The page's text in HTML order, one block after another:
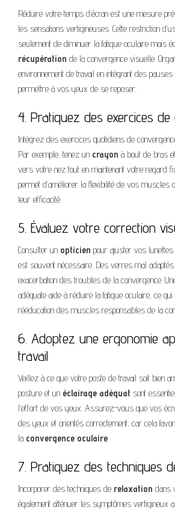
Réduire votre temps d’écran est une mesure
les sensations vertigineuses. Cette restriction
seulement de diminuer la fatigue oculaire mais
récupération de la convergence visuelle.
environnement de travail en intégrant des
permettre à vos yeux de se reposer.
4. Pratiquez des exercices de
Intégrez des exercices quotidiens de
Par exemple, tenez un crayon à bout de bras
vers votre nez tout en maintenant votre regard
permet d’améliorer la flexibilité de vos muscles
leur efficacité.
5. Évaluez votre correction
Consulter un opticien pour ajuster vos
est souvent nécessaire. Des verres mal
exacerbation des troubles de la convergence.
adéquate aide à réduire la fatigue oculaire, ce
rééducation des muscles responsables de la
6. Adoptez une ergonomie
travail
Veillez à ce que votre poste de travail soit bien
posture et un éclairage adéquat sont
l’effort de vos yeux. Assurez-vous que vos
des yeux et orientés correctement, car cela
la convergence oculaire.
7. Pratiquez des techniques
Incorporer des techniques de relaxation dans
également atténuer les symptômes vertigineux